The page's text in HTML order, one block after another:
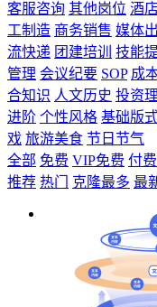
客服咨询 其他岗位 酒
工制造 商务销售 媒体
流快递 团建培训 技能
管理 会议纪要 SOP 成
合知识 人文历史 投资
进阶 个性风格 基础版
戏 旅游美食 节日节气
全部 免费 VIP免费 付费
推荐 热门 克隆最多 最